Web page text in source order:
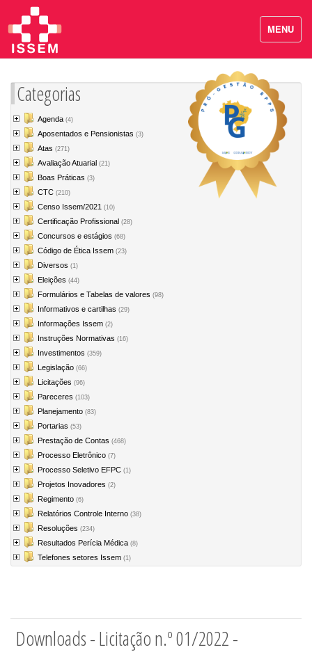
Categorias
Agenda (4)
Aposentados e Pensionistas (3)
Atas (271)
Avaliação Atuarial (21)
Boas Práticas (3)
CTC (210)
Censo Issem/2021 (10)
Certificação Profissional (28)
Concursos e estágios (68)
Código de Ética Issem (23)
Diversos (1)
Eleições (44)
Formulários e Tabelas de valores (98)
Informativos e cartilhas (29)
Informações Issem (2)
Instruções Normativas (16)
Investimentos (359)
Legislação (66)
Licitações (96)
Pareceres (103)
Planejamento (83)
Portarias (53)
Prestação de Contas (468)
Processo Eletrônico (7)
Processo Seletivo EFPC (1)
Projetos Inovadores (2)
Regimento (6)
Relatórios Controle Interno (38)
Resoluções (234)
Resultados Perícia Médica (8)
Telefones setores Issem (1)
Downloads - Licitação n.º 01/2022 -
MENU